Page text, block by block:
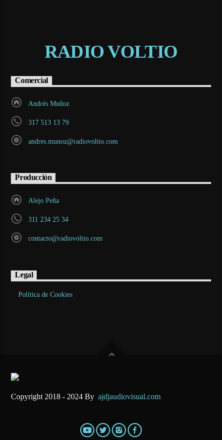
RADIO VOLTIO
Comercial
Andrés Muñoz
317 513 13 79
andres.munoz@radiovoltio.com
Producción
Alejo Peña
311 234 25 34
contacto@radiovoltio.com
Legal
Política de Cookies
Copyright 2018 - 2024 Byajdjaudiovisual.com